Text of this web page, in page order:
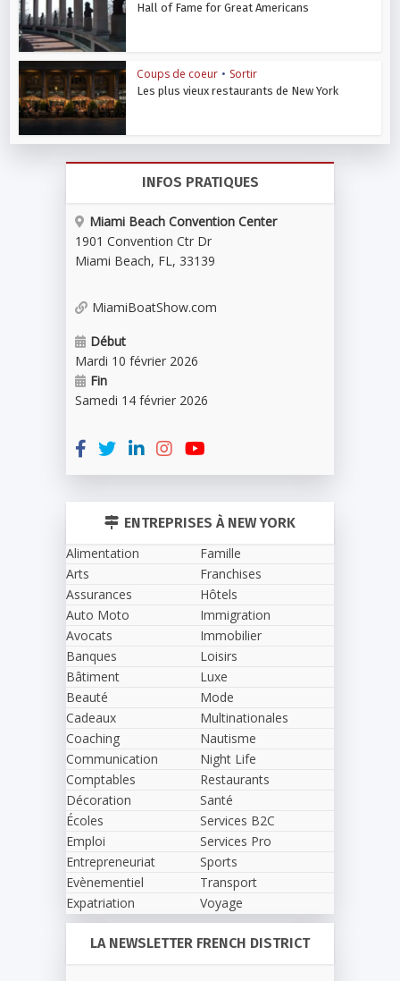
Hall of Fame for Great Americans
Coups de coeur • Sortir
Les plus vieux restaurants de New York
INFOS PRATIQUES
Miami Beach Convention Center
1901 Convention Ctr Dr
Miami Beach, FL , 33139
MiamiBoatShow.com
Début
Mardi 10 février 2026
Fin
Samedi 14 février 2026
ENTREPRISES À NEW YORK
Alimentation
Arts
Assurances
Auto Moto
Avocats
Banques
Bâtiment
Beauté
Cadeaux
Coaching
Communication
Comptables
Décoration
Écoles
Emploi
Entrepreneuriat
Evènementiel
Expatriation
Famille
Franchises
Hôtels
Immigration
Immobilier
Loisirs
Luxe
Mode
Multinationales
Nautisme
Night Life
Restaurants
Santé
Services B2C
Services Pro
Sports
Transport
Voyage
LA NEWSLETTER FRENCH DISTRICT